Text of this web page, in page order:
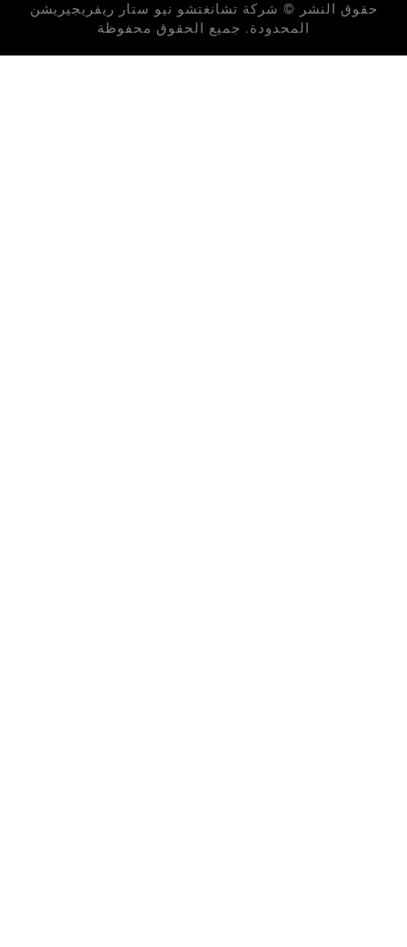
© شركة تشانغتشو نيو ستار ريفريجيريشن
المحدودة. جميع الحقوق محفوظة